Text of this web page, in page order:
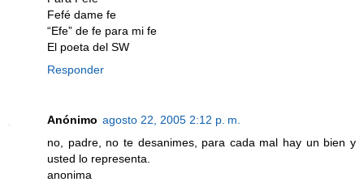
Fefé dame fe
“Efe” de fe para mi fe
El poeta del SW
Responder
Anónimo agosto 22, 2005 2:12 p. m.
no, padre, no te desanimes, para cada mal hay un bien y
usted lo representa.
anonima